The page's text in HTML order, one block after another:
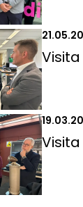
Visita